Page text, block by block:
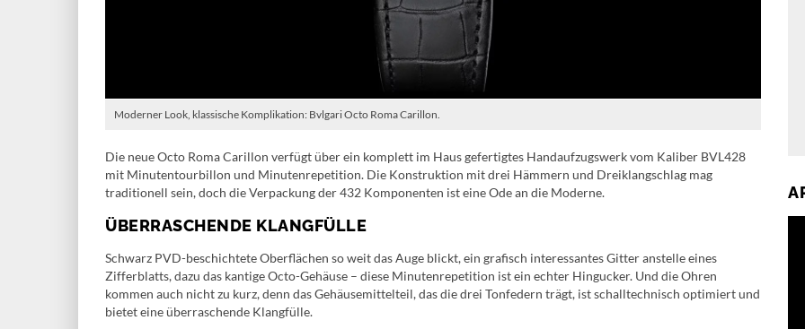
Moderner Look, klassische Komplikation: Bvlgari Octo Roma Carillon.
Die neue Octo Roma Carillon verfügt über ein komplett im Haus gefertigtes Handaufzugswerk vom Kaliber BVL428
mit Minutentourbillon und Minutenrepetition. Die Konstruktion mit drei Hämmern und Dreiklangschlag mag
traditionell sein, doch die Verpackung der 432 Komponenten ist eine Ode an die Moderne.
ÜBERRASCHENDE KLANGFÜLLE
Schwarz PVD-beschichtete Oberflächen so weit das Auge blickt, ein grafisch interessantes Gitter anstelle eines
Zifferblatts, dazu das kantige Octo-Gehäuse – diese Minutenrepetition ist ein echter Hingucker. Und die Ohren
kommen auch nicht zu kurz, denn das Gehäusemittelteil, das die drei Tonfedern trägt, ist schalltechnisch optimiert und
bietet eine überraschende Klangfülle.